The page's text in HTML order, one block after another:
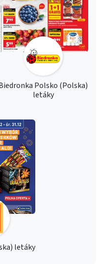
Polsko (Polska)
letáky
letáky